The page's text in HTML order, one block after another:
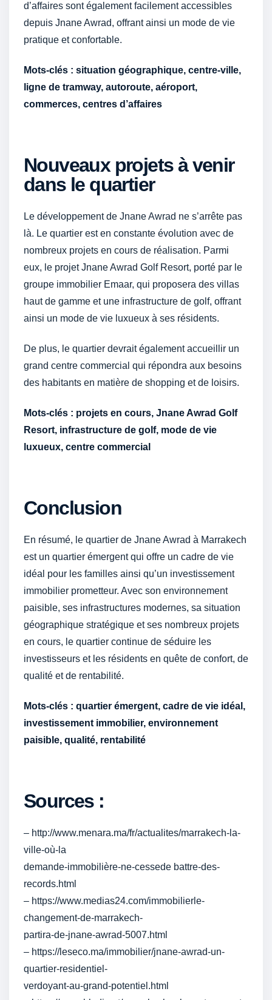
d’affaires sont également facilement accessibles
depuis Jnane Awrad, offrant ainsi un mode de vie
pratique et confortable.
Mots-clés : situation géographique, centre-ville,
ligne de tramway, autoroute, aéroport,
commerces, centres d’affaires
Nouveaux projets à venir
dans le quartier
Le développement de Jnane Awrad ne s’arrête pas
là. Le quartier est en constante évolution avec de
nombreux projets en cours de réalisation. Parmi
eux, le projet Jnane Awrad Golf Resort, porté par le
groupe immobilier Emaar, qui proposera des villas
haut de gamme et une infrastructure de golf, offrant
ainsi un mode de vie luxueux à ses résidents.
De plus, le quartier devrait également accueillir un
grand centre commercial qui répondra aux besoins
des habitants en matière de shopping et de loisirs.
Mots-clés : projets en cours, Jnane Awrad Golf
Resort, infrastructure de golf, mode de vie
luxueux, centre commercial
Conclusion
En résumé, le quartier de Jnane Awrad à Marrakech
est un quartier émergent qui offre un cadre de vie
idéal pour les familles ainsi qu’un investissement
immobilier prometteur. Avec son environnement
paisible, ses infrastructures modernes, sa situation
géographique stratégique et ses nombreux projets
en cours, le quartier continue de séduire les
investisseurs et les résidents en quête de confort, de
qualité et de rentabilité.
Mots-clés : quartier émergent, cadre de vie idéal,
investissement immobilier, environnement
paisible, qualité, rentabilité
Sources :
– http://www.menara.ma/fr/actualites/marrakech-la-
ville-où-la
demande-immobilière-ne-cessede battre-des-
records.html
– https://www.medias24.com/immobilierle-
changement-de-marrakech-
partira-de-jnane-awrad-5007.html
– https://leseco.ma/immobilier/jnane-awrad-un-
quartier-residentiel-
verdoyant-au-grand-potentiel.html